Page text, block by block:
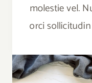
molestie vel.
orci